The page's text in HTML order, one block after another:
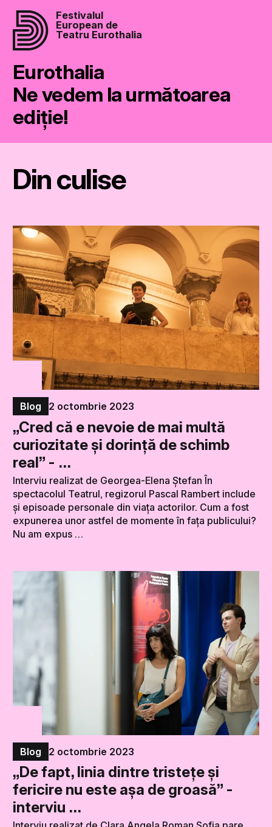
Festivalul
European de
Teatru Eurothalia
Eurothalia
Ne vedem la următoarea
ediție!
Din culise
Blog 2 octombrie 2023
„Cred că e nevoie de mai multă
curiozitate și dorință de schimb
real” - …
Interviu realizat de Georgea-Elena Ștefan În
spectacolul Teatrul, regizorul Pascal Rambert include
și episoade personale din viața actorilor. Cum a fost
expunerea unor astfel de momente în fața publicului?
Nu am expus …
Blog 2 octombrie 2023
„De fapt, linia dintre tristețe și
fericire nu este așa de groasă” -
interviu …